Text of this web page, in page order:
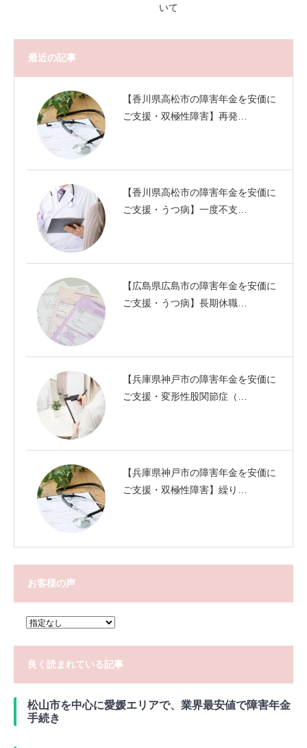
いて
最近の記事
【香川県高松市の障害年金を安価に
ご支援・双極性障害】再発…
【香川県高松市の障害年金を安価に
ご支援・うつ病】一度不支…
【広島県広島市の障害年金を安価に
ご支援・うつ病】長期休職…
【兵庫県神戸市の障害年金を安価に
ご支援・変形性股関節症（…
【兵庫県神戸市の障害年金を安価に
ご支援・双極性障害】繰り…
お客様の声
良く読まれている記事
松山市を中心に愛媛エリアで、業界最安値で障害年金
手続き